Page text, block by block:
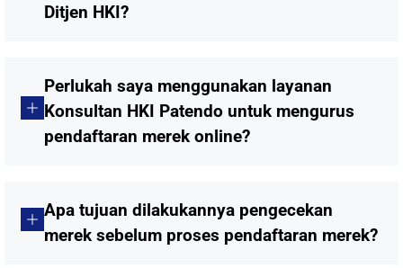
Ditjen HKI?
Perlukah saya menggunakan layanan
Konsultan HKI Patendo untuk mengurus
pendaftaran merek online?
Apa tujuan dilakukannya pengecekan
merek sebelum proses pendaftaran merek?